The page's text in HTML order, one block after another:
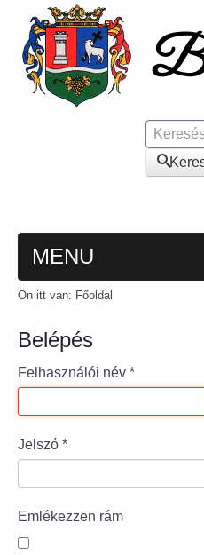
Keresés
MENU
FŐOLDAL
A KÖZSÉGRŐL
Polgármesteri
Bölcske település
Mi újság Bölcskén?
Ön itt van: Főoldal
Belépés
Felhasználói név *
Jelszó *
Emlékezzen rám